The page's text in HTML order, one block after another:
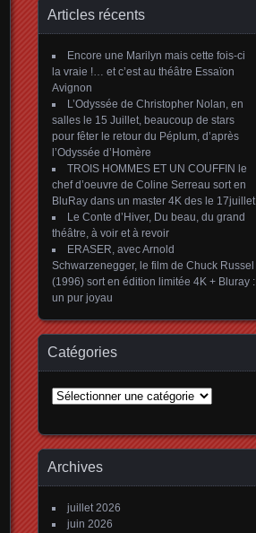
Articles récents
Encore une Marilyn mais cette fois-ci
la vraie !… et c’est au théâtre Essaïon
Avignon
L’Odyssée de Christopher Nolan, en
salles le 15 Juillet, beaucoup de stars
pour fêter le retour du Péplum, d’après
l’Odyssée d’Homère
TROIS HOMMES ET UN COUFFIN le
chef d’oeuvre de Coline Serreau sort en
BluRay dans un master 4K des le 17juillet
Le Conte d’Hiver, Du beau, du grand
théâtre, à voir et à revoir
ERASER, avec Arnold
Schwarzenegger, le film de Chuck Russel
(1996) sort en édition limitée 4K + Bluray :
un pur joyau
Catégories
Catégories
Archives
juillet 2026
juin 2026